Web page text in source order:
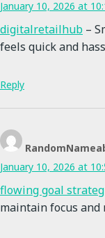
January 10, 2026 at
digitalretailhub –
feels quick and
Reply
January 10, 2026 at
flowing goal
maintain focus and